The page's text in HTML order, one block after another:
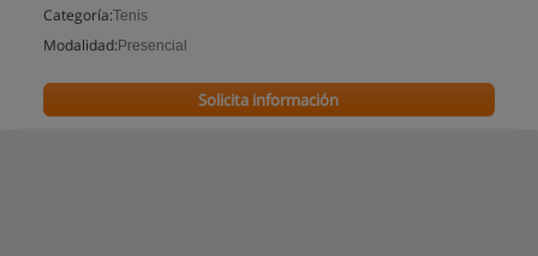
Categoría:Tenis
Modalidad: Presencial
Solicita información